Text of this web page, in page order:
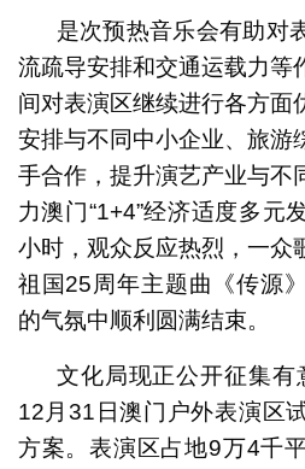
是次预热音乐会有助对
流疏导安排和交通运载力等
间对表演区继续进行各方面
安排与不同中小企业、旅游
手合作，提升演艺产业与不
力澳门“1+4”经济适度多元
小时，观众反应热烈，一众
祖国25周年主题曲《传源
的气氛中顺利圆满结束。
文化局现正公开征集
12月31日澳门户外表演区
方案。表演区占地9万4千